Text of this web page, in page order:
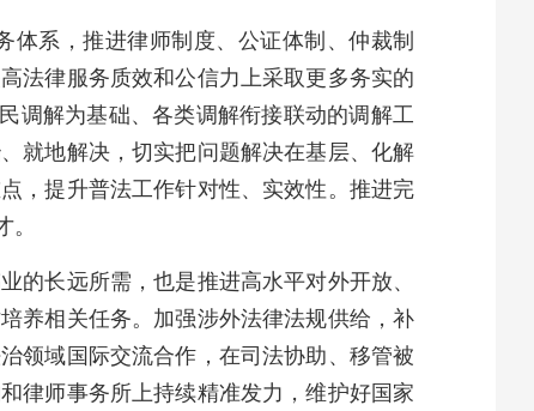
系，推进律师制度、公证体制、仲裁制
法律服务质效和公信力上采取更多务实的
调解为基础、各类调解衔接联动的调解工
就地解决，切实把问题解决在基层、化解
，提升普法工作针对性、实效性。推进完
的长远所需，也是推进高水平对外开放、
养相关任务。加强涉外法律法规供给，补
领域国际交流合作，在司法协助、移管被
律师事务所上持续精准发力，维护好国家